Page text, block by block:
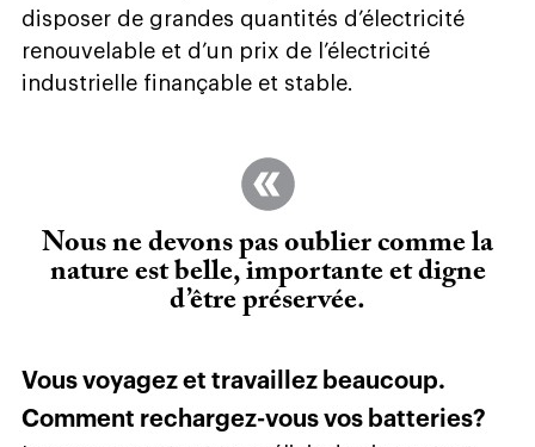
disposer de grandes quantités d’électricité
renouvelable et d’un prix de l’électricité
industrielle finançable et stable.
Nous ne devons pas oublier comme la
nature est belle, importante et digne
d’être préservée.
Vous voyagez et travaillez beaucoup.
Comment rechargez-vous vos batteries?